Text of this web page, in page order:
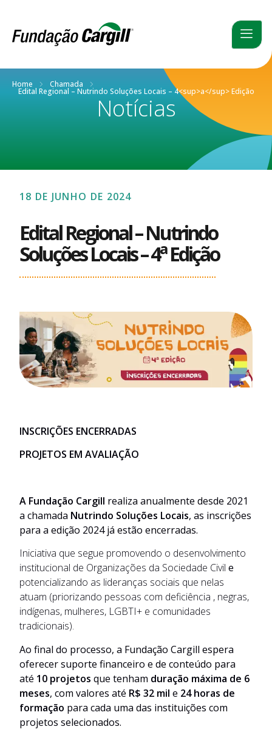
Home Chamada
Edital Regional – Nutrindo Soluções Locais – 4<sup>a</sup> Edição
Notícias
18 DE JUNHO DE 2024
Edital Regional – Nutrindo
Soluções Locais – 4aEdição
INSCRIÇÕES ENCERRADAS
PROJETOS EM AVALIAÇÃO
A Fundação Cargill realiza anualmente desde 2021
a chamada Nutrindo Soluções Locais, as inscrições
para a edição 2024 já estão encerradas.
Iniciativa que segue promovendo o desenvolvimento
institucional de Organizações da Sociedade Civil e
potencializando as lideranças sociais que nelas
atuam (priorizando pessoas com deficiência , negras,
indígenas, mulheres, LGBTI+ e comunidades
tradicionais).
Ao final do processo, a Fundação Cargill espera
oferecer suporte financeiro e de conteúdo para
até 10 projetos que tenham duração máxima de 6
meses, com valores até R$ 32 mil e 24 horas de
formação para cada uma das instituições com
projetos selecionados.